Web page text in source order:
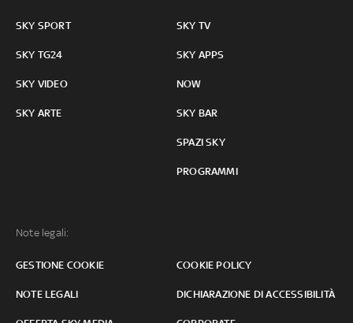
SKY SPORT
SKY TG24
SKY VIDEO
SKY ARTE
SKY TV
SKY APPS
NOW
SKY BAR
SPAZI SKY
PROGRAMMI
Note legali:
GESTIONE COOKIE COOKIE POLICY
NOTE LEGALI DICHIARAZIONE DI ACCESSIBILITÀ